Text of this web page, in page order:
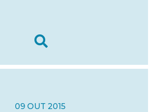
09 OUT 2015